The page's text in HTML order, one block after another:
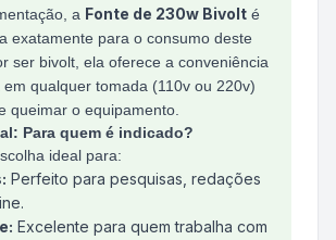
a Fonte de 230w Bivolt é
exatamente para o consumo deste
ser bivolt, ela oferece a conveniência
qualquer tomada (110v ou 220v)
queimar o equipamento.
Para quem é indicado?
ideal para:
Perfeito para pesquisas, redações
Excelente para quem trabalha com